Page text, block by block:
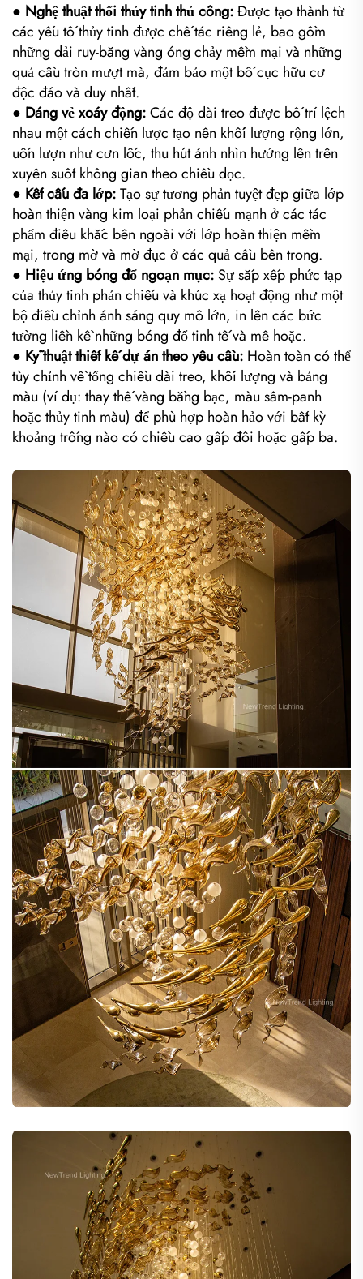
● Nghệ thuật thổi thủy tinh thủ công:Được tạo thành từ
các yếu tố thủy tinh được chế tác riêng lẻ, bao gồm
những dải ruy-băng vàng óng chảy mềm mại và những
quả cầu tròn mượt mà, đảm bảo một bố cục hữu cơ
độc đáo và duy nhất.
● Dáng vẻ xoáy động:Các độ dài treo được bố trí lệch
nhau một cách chiến lược tạo nên khối lượng rộng lớn,
uốn lượn như cơn lốc, thu hút ánh nhìn hướng lên trên
xuyên suốt không gian theo chiều dọc.
● Kết cấu đa lớp:Tạo sự tương phản tuyệt đẹp giữa lớp
hoàn thiện vàng kim loại phản chiếu mạnh ở các tác
phẩm điêu khắc bên ngoài với lớp hoàn thiện mềm
mại, trong mờ và mờ đục ở các quả cầu bên trong.
● Hiệu ứng bóng đổ ngoạn mục: Sự sắp xếp phức tạp
của thủy tinh phản chiếu và khúc xạ hoạt động như một
bộ điều chỉnh ánh sáng quy mô lớn, in lên các bức
tường liền kề những bóng đổ tinh tế và mê hoặc.
● Kỹ thuật thiết kế dự án theo yêu cầu: Hoàn toàn có thể
tùy chỉnh về tổng chiều dài treo, khối lượng và bảng
màu (ví dụ: thay thế vàng bằng bạc, màu sâm-panh
hoặc thủy tinh màu) để phù hợp hoàn hảo với bất kỳ
khoảng trống nào có chiều cao gấp đôi hoặc gấp ba.